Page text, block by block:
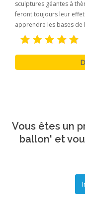
sculptures géantes à
feront toujours leur
apprendre les bases de
Vous êtes un
ballon' et